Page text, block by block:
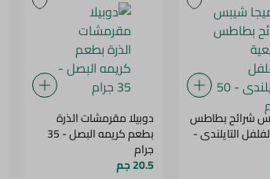
شرائح بطاطس
التايلندى -
دوبيلا مقرمشات الذرة
بطعم كريمه البصل - 35
جرام
20.5 جم